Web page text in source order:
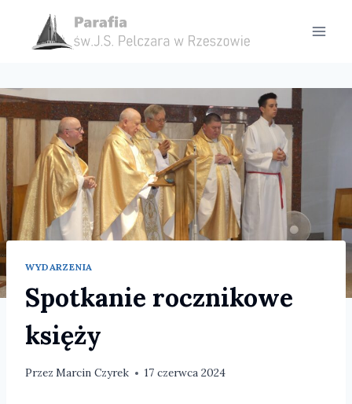
treści
WYDARZENIA
Spotkanie rocznikowe
księży
Przez Marcin Czyrek 17 czerwca 2024